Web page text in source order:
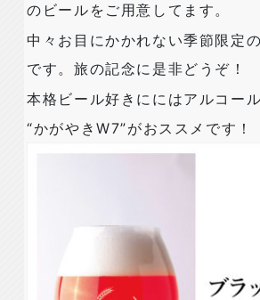
のビールをご用意してます。
中々お目にかかれない季節限定
です。旅の記念に是非どうぞ！
本格ビール好きににはアルコー
“かがやきW7”がおススメです！